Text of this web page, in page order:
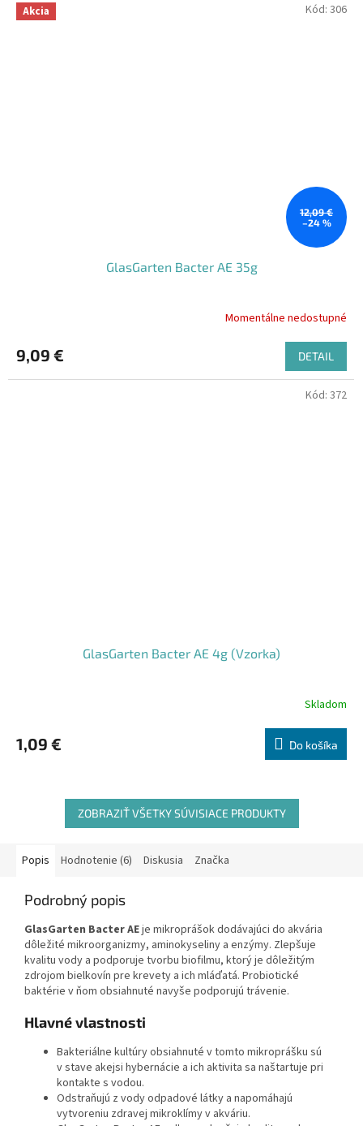
Akcia
12,09 €
–24 %
GlasGarten Bacter AE 35g
Momentálne nedostupné
9,09 € DETAIL
Kód: 306
GlasGarten Bacter AE 4g (Vzorka)
Skladom
1,09 € Do košíka
Kód: 372
ZOBRAZIŤ VŠETKY SÚVISIACE PRODUKTY
Popis Hodnotenie (6) Diskusia Značka
Podrobný popis
GlasGarten Bacter AEje mikroprášok dodávajúci do akvária
dôležité mikroorganizmy, aminokyseliny a enzýmy. Zlepšuje
kvalitu vody a podporuje tvorbu biofilmu, ktorý je dôležitým
zdrojom bielkovín pre krevety a ich mláďatá. Probiotické
baktérie v ňom obsiahnuté navyše podporujú trávenie.
Hlavné vlastnosti
Bakteriálne kultúry obsiahnuté v tomto mikroprášku sú
v stave akejsi hybernácie a ich aktivita sa naštartuje pri
kontakte s vodou.
Odstraňujú z vody odpadové látky a napomáhajú
vytvoreniu zdravej mikroklímy v akváriu.